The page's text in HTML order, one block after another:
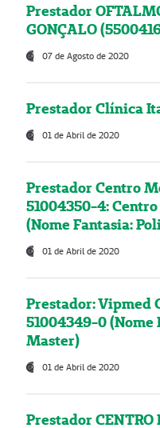
Prestador
GONÇALO
07 de Agosto de 2020
Prestador Clínica
01 de Abril de 2020
Prestador Centro
51004350-4:
(Nome Fantasia:
01 de Abril de 2020
Prestador: Vipmed
51004349-0
Master)
01 de Abril de 2020
Prestador CENTRO